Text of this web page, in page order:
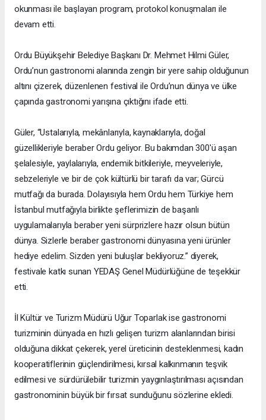
okunması ile başlayan program, protokol konuşmaları ile
devam etti.
Ordu Büyükşehir Belediye Başkanı Dr. Mehmet Hilmi Güler,
Ordu’nun gastronomi alanında zengin bir yere sahip olduğunun
altını çizerek, düzenlenen festival ile Ordu’nun dünya ve ülke
çapında gastronomi yarışına çıktığını ifade etti.
Güler, “Ustalarıyla, mekânlarıyla, kaynaklarıyla, doğal
güzellikleriyle beraber Ordu geliyor. Bu bakımdan 300'ü aşan
şelalesiyle, yaylalarıyla, endemik bitkileriyle, meyveleriyle,
sebzeleriyle ve bir de çok kültürlü bir tarafı da var; Gürcü
mutfağı da burada. Dolayısıyla hem Ordu hem Türkiye hem
İstanbul mutfağıyla birlikte şeflerimizin de başarılı
uygulamalarıyla beraber yeni sürprizlere hazır olsun bütün
dünya. Sizlerle beraber gastronomi dünyasına yeni ürünler
hediye edelim. Sizden yeni buluşlar bekliyoruz.” diyerek,
festivale katkı sunan YEDAŞ Genel Müdürlüğüne de teşekkür
etti.
İl Kültür ve Turizm Müdürü Uğur Toparlak ise gastronomi
turizminin dünyada en hızlı gelişen turizm alanlarından birisi
olduğuna dikkat çekerek, yerel üreticinin desteklenmesi, kadın
kooperatiflerinin güçlendirilmesi, kırsal kalkınmanın teşvik
edilmesi ve sürdürülebilir turizmin yaygınlaştırılması açısından
gastronominin büyük bir fırsat sunduğunu sözlerine ekledi.